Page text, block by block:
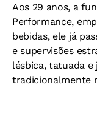
Aos 29 anos, a
Performance,
bebidas, ele já
e supervisões
lésbica, tatuada
tradicionalmente